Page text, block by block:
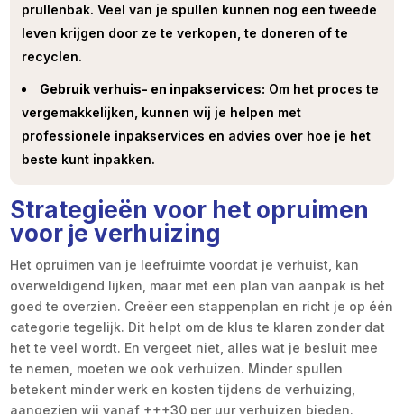
prullenbak. Veel van je spullen kunnen nog een tweede
leven krijgen door ze te verkopen, te doneren of te
recyclen.
Gebruik verhuis- en inpakservices: Om het proces te
vergemakkelijken, kunnen wij je helpen met
professionele inpakservices en advies over hoe je het
beste kunt inpakken.
Strategieën voor het opruimen
voor je verhuizing
Het opruimen van je leefruimte voordat je verhuist, kan
overweldigend lijken, maar met een plan van aanpak is het
goed te overzien. Creëer een stappenplan en richt je op één
categorie tegelijk. Dit helpt om de klus te klaren zonder dat
het te veel wordt. En vergeet niet, alles wat je besluit mee
te nemen, moeten we ook verhuizen. Minder spullen
betekent minder werk en kosten tijdens de verhuizing,
aangezien wij vanaf +++30 per uur verhuizen bieden.